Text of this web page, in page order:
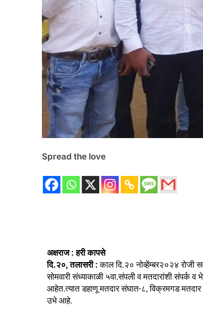
Spread the love
अक्षराज : हरी कापसे
दि.२०, तलासरी : काल दि.२० नोव्हेंम्बर२०२४ रोजी
सोमवारी संध्याकाळी ५वा.संपली व मतदारांशी संपर्क
आहेत.त्यात डहाणू मतदार संघात-८, विक्रमगड
उभे आहे.